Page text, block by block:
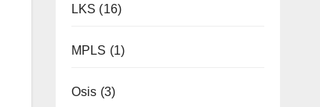
LKS (16)
MPLS (1)
Osis (3)